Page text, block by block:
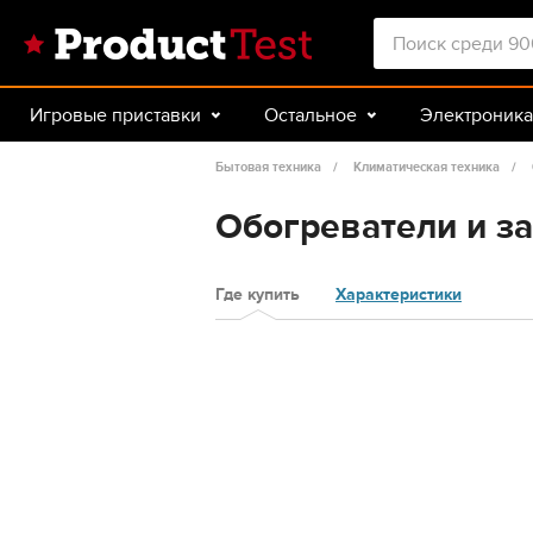
Игровые приставки Остальное Электроника
Авто Спорт и туризм
Бытовая техника Климатическая техника
Обогреватели и
Где купить Характеристики